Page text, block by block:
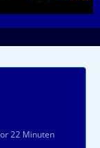
22 Minuten